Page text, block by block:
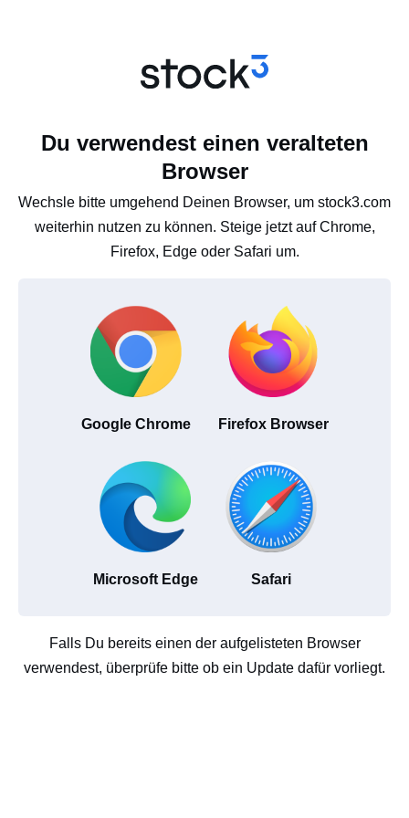
Du verwendest einen veralteten
Browser
Wechsle bitte umgehend Deinen Browser, um stock3.com
weiterhin nutzen zu können. Steige jetzt auf Chrome,
Firefox, Edge oder Safari um.
Google Chrome Firefox Browser
Microsoft Edge Safari
Falls Du bereits einen der aufgelisteten Browser
verwendest, überprüfe bitte ob ein Update dafür vorliegt.